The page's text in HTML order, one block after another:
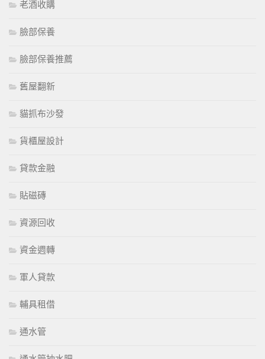
老酒收購
臉部保養
臉部保養推薦
舊屋翻新
貓抓布沙發
貨櫃屋設計
貸款金融
貼磁磚
資源回收
資金週轉
軍人貸款
輔具租借
通水管